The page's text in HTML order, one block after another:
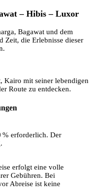
– Hibis – Luxor
Bagawat und dem
die Erlebnisse dieser
Kairo mit seiner lebendigen
Route zu entdecken.
% erforderlich. Der
erfolgt eine volle
Gebühren. Bei
Abreise ist keine